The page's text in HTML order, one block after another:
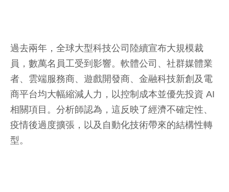
過去兩年，全球大型科技公司陸續宣布大規模裁
員，數萬名員工受到影響。軟體公司、社群媒體業
者、雲端服務商、遊戲開發商、金融科技新創及電
商平台均大幅縮減人力，以控制成本並優先投資 AI
相關項目。分析師認為，這反映了經濟不確定性、
疫情後過度擴張，以及自動化技術帶來的結構性轉
型。